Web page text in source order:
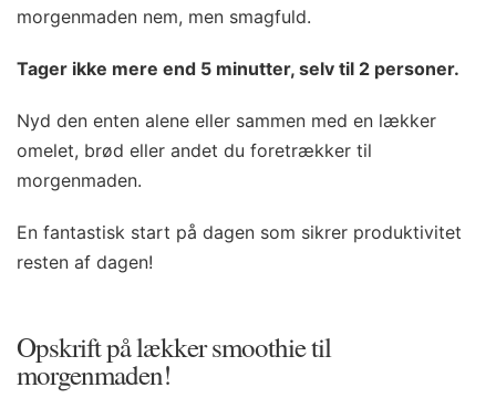
morgenmaden nem, men smagfuld.
Tager ikke mere end 5 minutter, selv til 2 personer.
Nyd den enten alene eller sammen med en lækker
omelet, brød eller andet du foretrækker til
morgenmaden.
En fantastisk start på dagen som sikrer produktivitet
resten af dagen!
Opskrift på lækker smoothie til
morgenmaden!